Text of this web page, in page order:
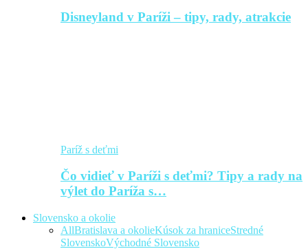
Disneyland v Paríži – tipy, rady, atrakcie
Paríž s deťmi
Čo vidieť v Paríži s deťmi? Tipy a rady na
výlet do Paríža s…
Slovensko a okolie
AllBratislava a okolieKúsok za hraniceStredné
SlovenskoVýchodné Slovensko